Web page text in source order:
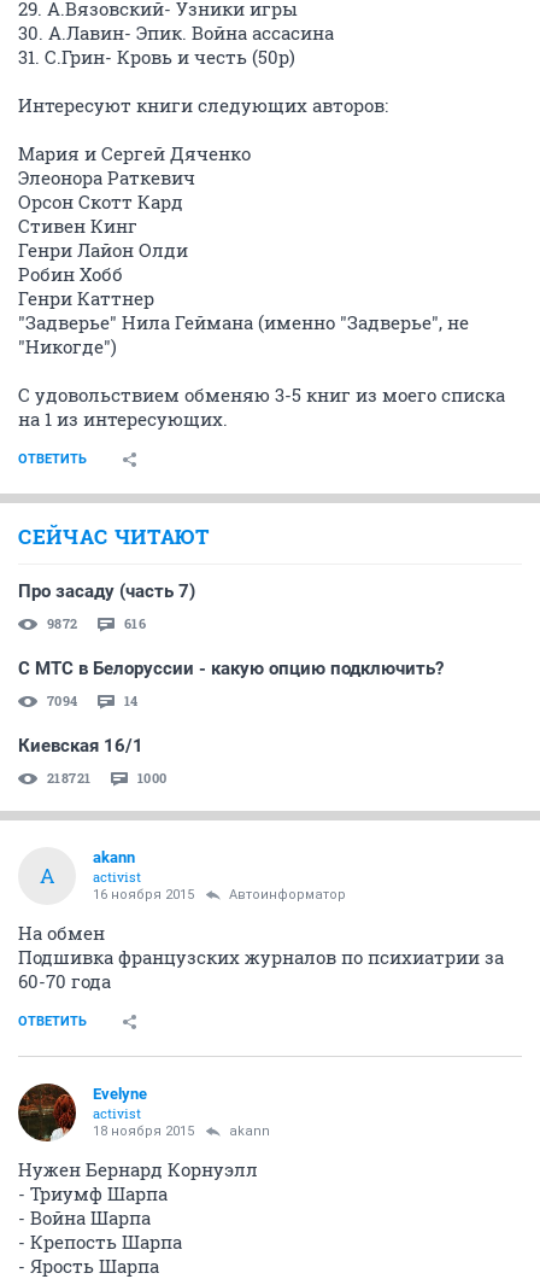
29. А.Вязовский- Узники игры
30. А.Лавин- Эпик. Война ассасина
31. С.Грин- Кровь и честь (50р)
Интересуют книги следующих авторов:
Мария и Сергей Дяченко
Элеонора Раткевич
Орсон Скотт Кард
Стивен Кинг
Генри Лайон Олди
Робин Хобб
Генри Каттнер
"Задверье" Нила Геймана (именно "Задверье", не
"Никогде")
С удовольствием обменяю 3-5 книг из моего списка
на 1 из интересующих.
ОТВЕТИТЬ
СЕЙЧАС ЧИТАЮТ
Про засаду (часть 7)
9872 616
С МТС в Белоруссии - какую опцию подключить?
7094 14
Киевская 16/1
218721 1000
A
akann
activist
16 ноября 2015 Автоинформатор
На обмен
Подшивка французских журналов по психиатрии за
60-70 года
ОТВЕТИТЬ
Evelyne
activist
18 ноября 2015 akann
Нужен Бернард Корнуэлл
- Триумф Шарпа
- Война Шарпа
- Крепость Шарпа
- Ярость Шарпа